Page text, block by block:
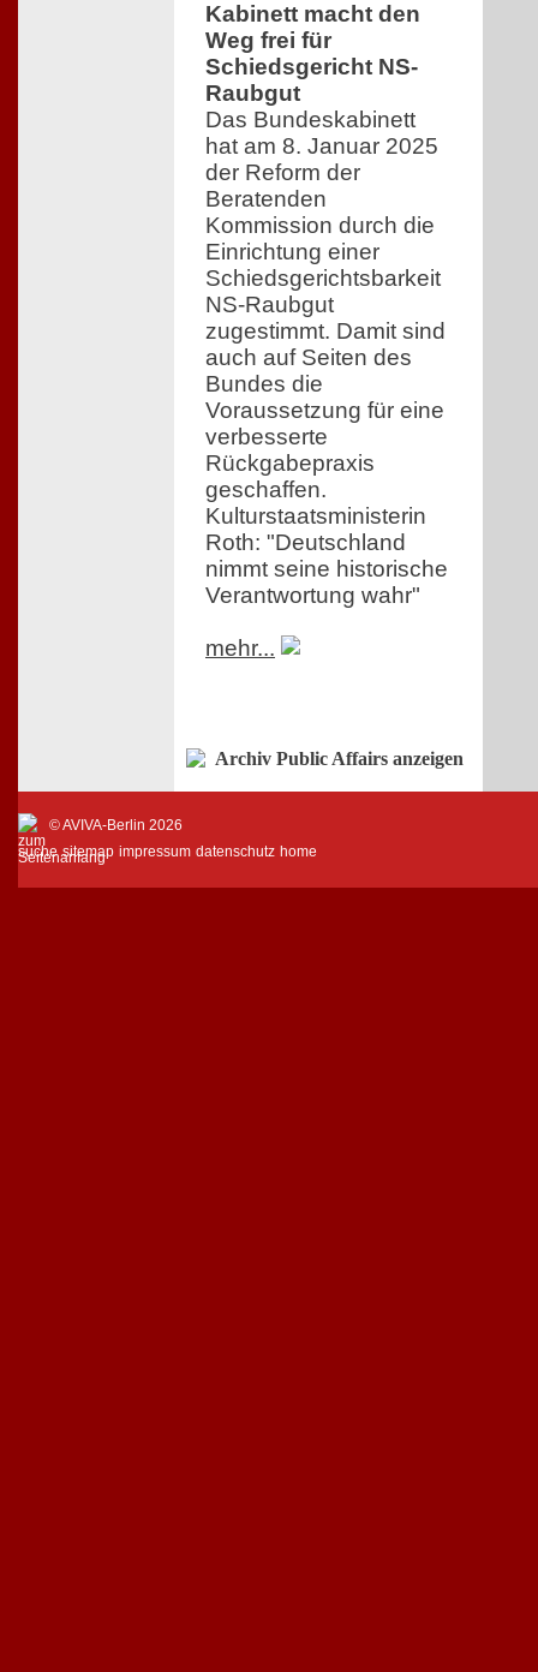
Kabinett macht den
Weg frei für
Schiedsgericht NS-
Raubgut
Das Bundeskabinett
hat am 8. Januar 2025
der Reform der
Beratenden
Kommission durch die
Einrichtung einer
Schiedsgerichtsbarkeit
NS-Raubgut
zugestimmt. Damit sind
auch auf Seiten des
Bundes die
Voraussetzung für eine
verbesserte
Rückgabepraxis
geschaffen.
Kulturstaatsministerin
Roth: "Deutschland
nimmt seine historische
Verantwortung wahr"
mehr...
Archiv Public Affairs anzeigen
© AVIVA-Berlin 2026
suche sitemap impressum datenschutz home